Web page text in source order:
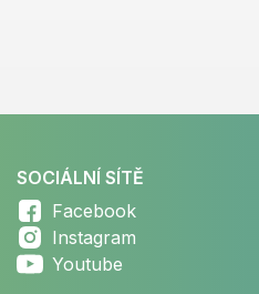
SOCIÁLNÍ SÍTĚ
Facebook
Instagram
Youtube